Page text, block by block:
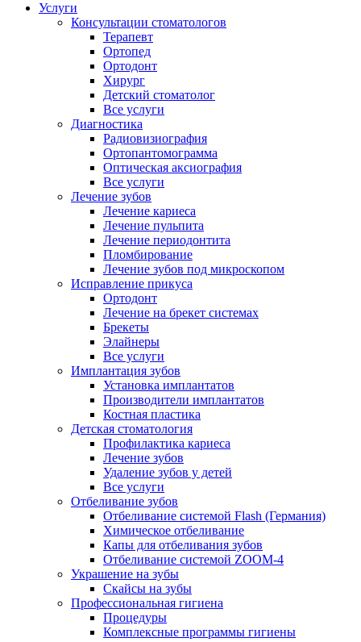
Услуги
Консультации стоматологов
Терапевт
Ортопед
Ортодонт
Хирург
Детский стоматолог
Все услуги
Диагностика
Радиовизиография
Ортопантомограмма
Оптическая аксиография
Все услуги
Лечение зубов
Лечение кариеса
Лечение пульпита
Лечение периодонтита
Пломбирование
Лечение зубов под микроскопом
Исправление прикуса
Ортодонт
Лечение на брекет системах
Брекеты
Элайнеры
Все услуги
Имплантация зубов
Установка имплантатов
Производители имплантатов
Костная пластика
Детская стоматология
Профилактика кариеса
Лечение зубов
Удаление зубов у детей
Все услуги
Отбеливание зубов
Отбеливание системой Flash (Германия)
Химическое отбеливание
Капы для отбеливания зубов
Отбеливание системой ZOOM-4
Украшение на зубы
Скайсы на зубы
Профессиональная гигиена
Процедуры
Комплексные программы гигиены